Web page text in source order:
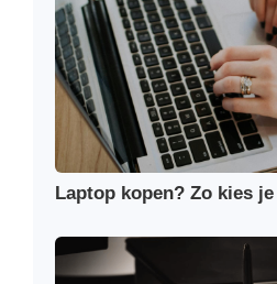
Laptop kopen? Zo kies